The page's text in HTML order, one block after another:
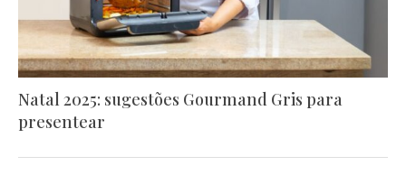
Natal 2025: sugestões Gourmand Gris para
presentear